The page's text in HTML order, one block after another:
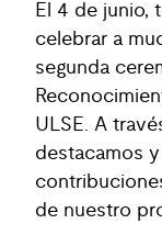
El 4 de junio,
celebrar a
segunda
ULSE. A
destacamos
de nuestro